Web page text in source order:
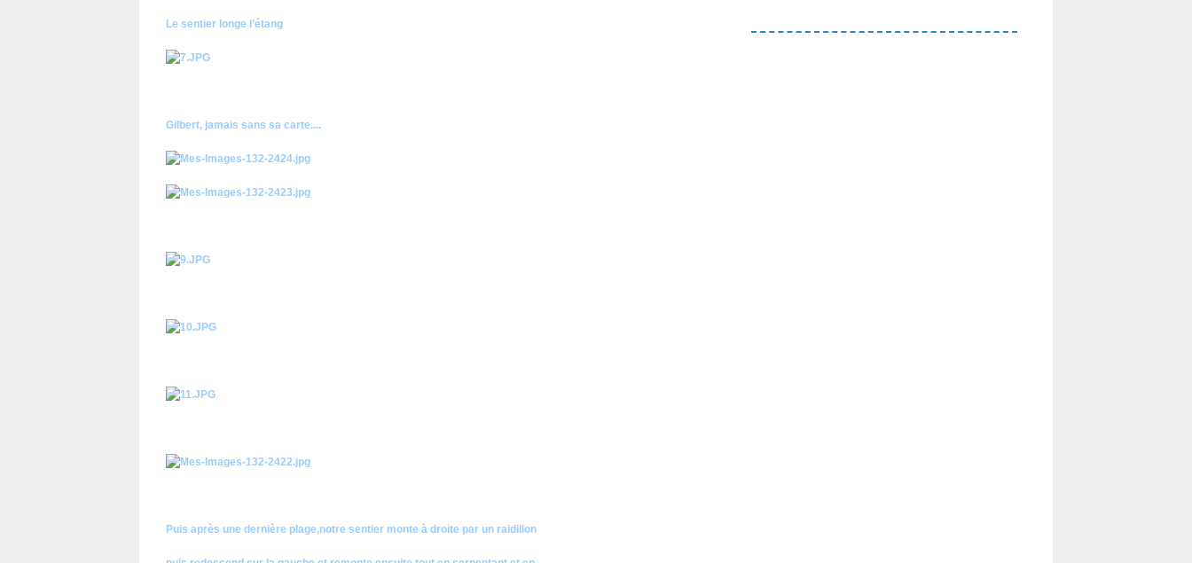
Le sentier longe l’étang
Gilbert, jamais sans sa carte....
Puis après une dernière plage,notre sentier monte à droite par un raidillon